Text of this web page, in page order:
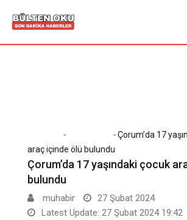
- -Çorum’da 17
araç içinde ölü bulundu
Çorum’da 17 yaşındaki çocuk
bulundu
muhabir
27 Şubat 2024
Latest Update: 27 Şubat 2024 19:42